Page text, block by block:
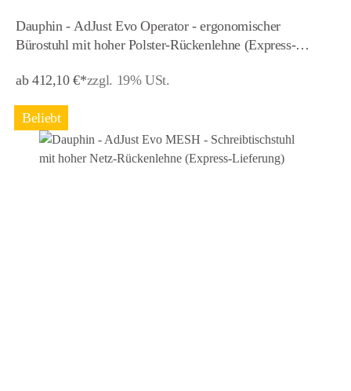
Dauphin - AdJust Evo Operator - ergonomischer
Bürostuhl mit hoher Polster-Rückenlehne (Express-
ab 412,10 €*zzgl. 19% USt.
Beliebt